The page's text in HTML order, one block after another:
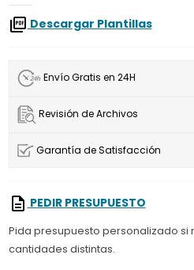
Descargar Plantillas
Envío Gratis en 24H
Revisión de Archivos
Garantía de Satisfacción
PEDIR PRESUPUESTO
Pida presupuesto personalizado si
cantidades distintas.